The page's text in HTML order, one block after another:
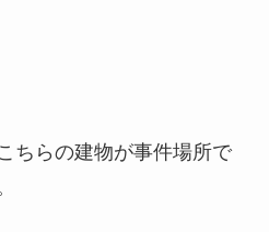
ちらの建物が事件場所で